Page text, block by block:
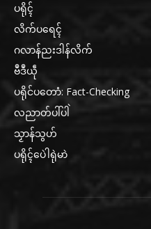
ပရိုၚ်
လိက်ပရေၚ်
ဂလာန်ညးဒါန်လိက်
ဗဳဒဳယဵု
ပရိုင်ပတောံ: Fact-Checking
လညာတ်ပါ်ပါဲ
သၟာန်သွဟ်
ပရိုၚ်ပေဲါရုဲမာဲ